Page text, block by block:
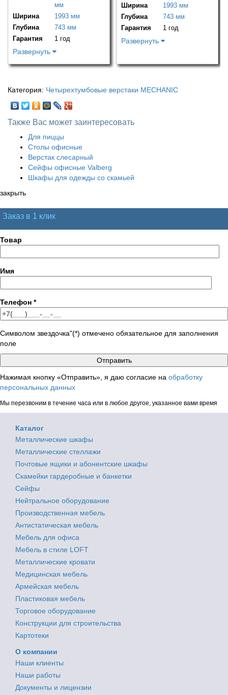
мм
Ширина
1993 мм
Глубина
743 мм
Гарантия
1 год
Развернуть
Ширина
1993 мм
Глубина
743 мм
Гарантия
1 год
Развернуть
Категория: Четырехтумбовые верстаки MECHANIC
Также Вас может заинтересовать
Для пиццы
Столы офисные
Верстак слесарный
Сейфы офисные Valberg
Шкафы для одежды со скамьей
закрыть
Заказ в 1 клик
Товар
Имя
Телефон *
Символом звездочка"(*) отмечено обязательное для заполнения
поле
Нажимая кнопку «Отправить», я даю согласие на обработку
персональных данных
Мы перезвоним в течение часа или в любое другое, указанное вами время
Каталог
Металлические шкафы
Металлические стеллажи
Почтовые ящики и абонентские шкафы
Скамейки гардеробные и банкетки
Сейфы
Нейтральное оборудование
Производственная мебель
Антистатическая мебель
Мебель для офиса
Мебель в стиле LOFT
Металлические кровати
Медицинская мебель
Армейская мебель
Пластиковая мебель
Торговое оборудование
Конструкции для строительства
Картотеки
О компании
Наши клиенты
Наши работы
Документы и лицензии